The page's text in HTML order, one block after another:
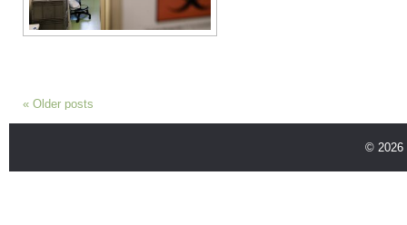
« Older posts
© 2026